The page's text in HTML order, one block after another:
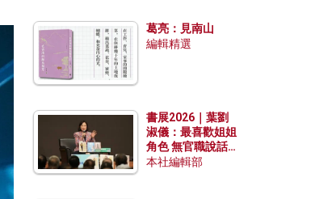
葛亮：見南山
編輯精選
書展2026｜葉劉
淑儀：最喜歡姐姐
角色 無官職說話
包袱少
本社編輯部